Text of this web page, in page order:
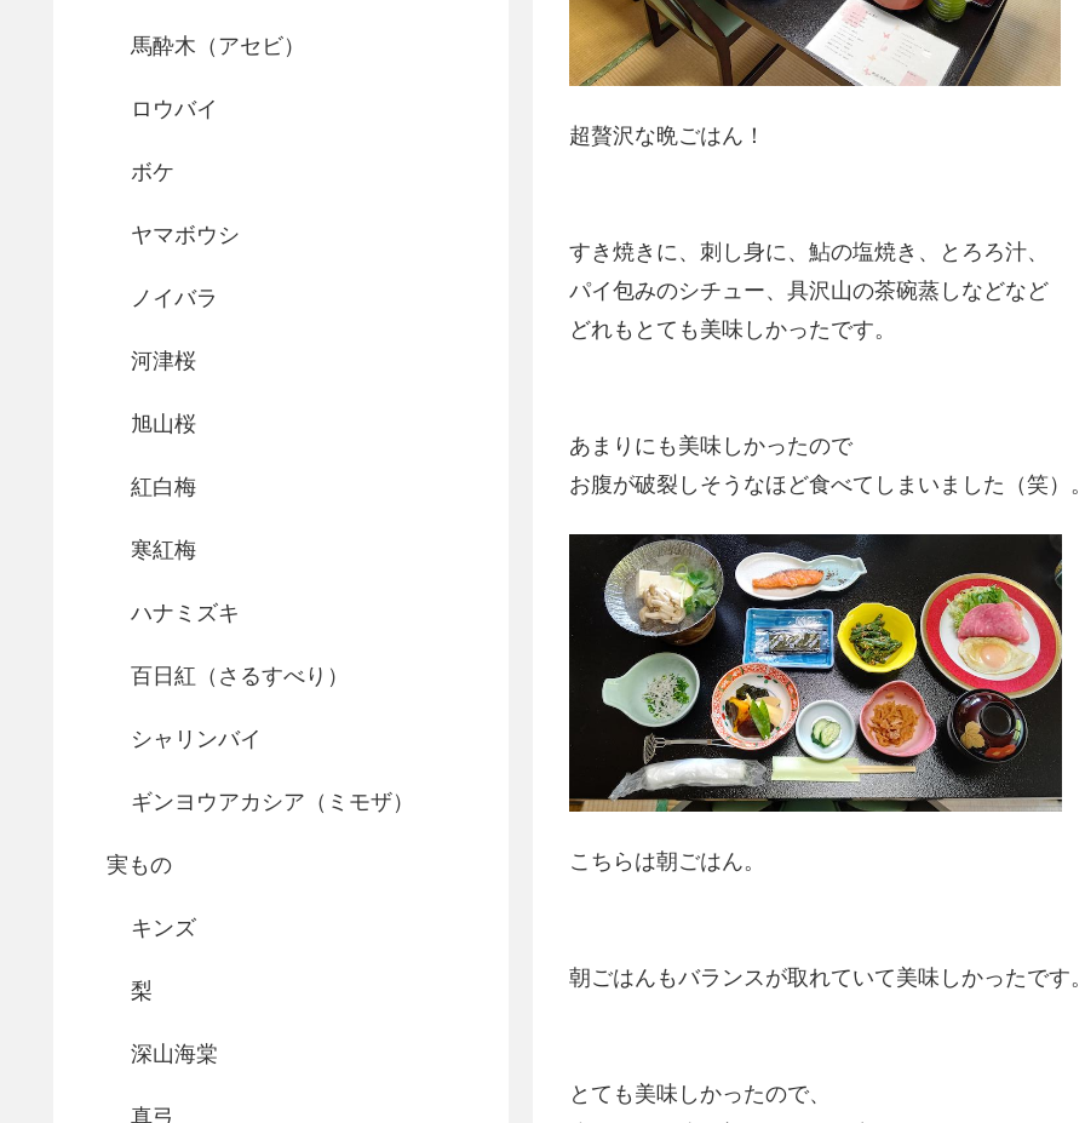
超贅沢な晩ごはん！
すき焼きに、刺し身に、鮎の塩焼き、とろろ汁、
パイ包みのシチュー、具沢山の茶碗蒸しなどなど
どれもとても美味しかったです。
あまりにも美味しかったので
お腹が破裂しそうなほど食べてしまいました（笑）
こちらは朝ごはん。
朝ごはんもバランスが取れていて美味しかったです
とても美味しかったので、
馬酔木（アセビ）
ロウバイ
ボケ
ヤマボウシ
ノイバラ
河津桜
旭山桜
紅白梅
寒紅梅
ハナミズキ
百日紅（さるすべり）
シャリンバイ
ギンヨウアカシア（ミモザ）
実もの
キンズ
梨
深山海棠
真弓